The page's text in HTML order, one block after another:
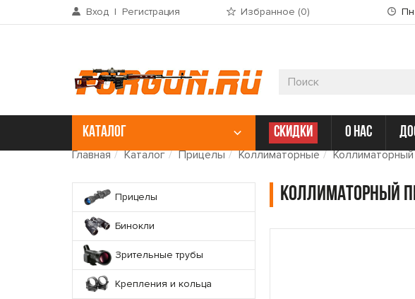
Вход | Регистрация Избранное (0) Пн
КАТАЛОГ СКИДКИ о нас
Главная Каталог Прицелы Коллиматорные
Прицелы
Бинокли
Зрительные трубы
Крепления и кольца
Коллиматорный